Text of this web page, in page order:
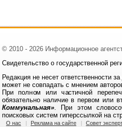
© 2010 - 2026 Информационное
Свидетельство о государственной
Редакция не несет ответственности
может не совпадать с мнением
При полном или частичной
обязательно наличие в первом или
Коммунальная». При этом
поисковых систем гиперссылкой на
О нас Реклама на сайте Совет